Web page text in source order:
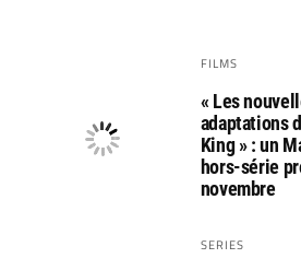
FILMS
« Les
adaptations
King » : un
hors-série
novembre
SERIES